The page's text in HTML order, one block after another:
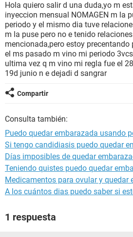
SEXUALIDAD
GLOSARIO
Hola quiero salir d una duda,yo m
inyeccion mensual NOMAGEN m la
periodo y el mismo dia tuve
m la puse pero no e tenido
mencionada,pero estoy
el ms pasado m vino mi periodo
ultima vez q m vino mi regla fue el
19d junio n e dejadi d sangrar
Compartir
Consulta también:
Puedo quedar embarazada usando
Si tengo candidiasis puedo quedar
Días imposibles de quedar
Teniendo quistes puedo quedar
Medicamentos para ovular y quedar
A los cuántos dias puedo saber si
1 respuesta